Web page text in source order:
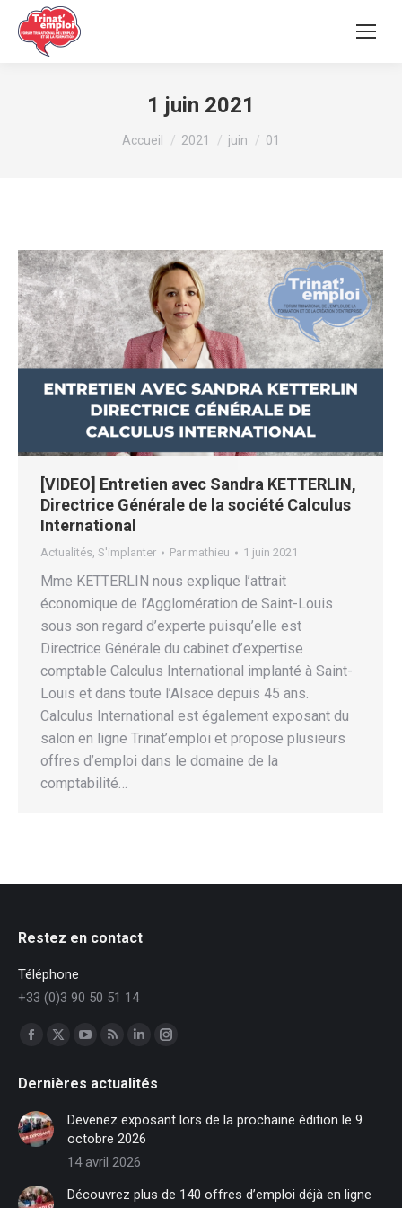
1 juin 2021
Vous êtes ici :
Accueil 2021 juin 01
[VIDEO] Entretien avec Sandra KETTERLIN,
Directrice Générale de la société Calculus
International
Actualités, S'implanter Par mathieu 1 juin 2021
Mme KETTERLIN nous explique l’attrait
économique de l’Agglomération de Saint-Louis
sous son regard d’experte puisqu’elle est
Directrice Générale du cabinet d’expertise
comptable Calculus International implanté à Saint-
Louis et dans toute l’Alsace depuis 45 ans.
Calculus International est également exposant du
salon en ligne Trinat’emploi et propose plusieurs
offres d’emploi dans le domaine de la
comptabilité…
Restez en contact
Téléphone
+33 (0)3 90 50 51 14
Trouvez nous sur :
Facebook
opens
in
new
window
X
opens
new
window
opens
in
new
window
opens
in
new
window
LinkedIn
opens
in
new
window
Instagram
in
Dernières actualités
Devenez exposant lors de la prochaine édition le 9
octobre 2026
14 avril 2026
Découvrez plus de 140 offres d’emploi déjà en ligne